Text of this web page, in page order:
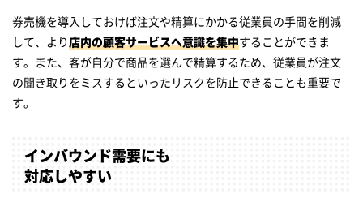
券売機を導入しておけば注文や精算にかかる従業員の手間を削減
して、より店内の顧客サービスへ意識を集中することができま
す。また、客が自分で商品を選んで精算するため、従業員が注文
の聞き取りをミスするといったリスクを防止できることも重要で
す。
インバウンド需要にも
対応しやすい